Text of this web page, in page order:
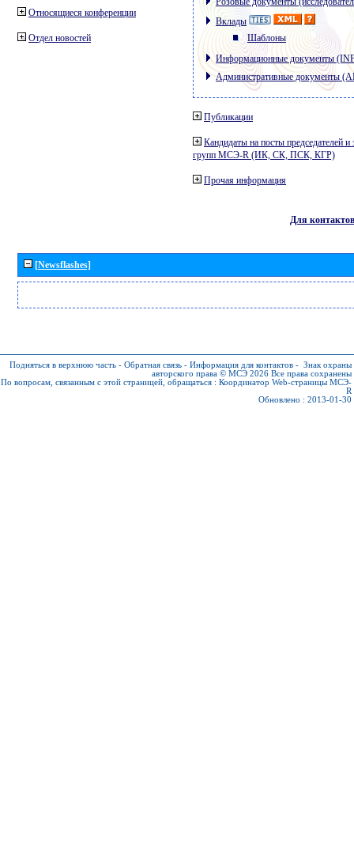
Относящиеся конференции
Отдел новостей
Вклады
Шаблоны
Информационные документы
Административные документы
Публикации
Кандидаты на посты председателей и
групп МСЭ-R (ИК, СК, ПСК, КГР)
Прочая информация
Для контактов
[Newsflashes]
Подняться в верхнюю часть - Обратная связь - Информация для контактов - Знак охраны
авторского права © МСЭ 2026 Все права сохранены
По вопросам, связанным с этой страницей, обращаться : Координатор Web-страницы МСЭ-
R
Обновлено : 2013-01-30